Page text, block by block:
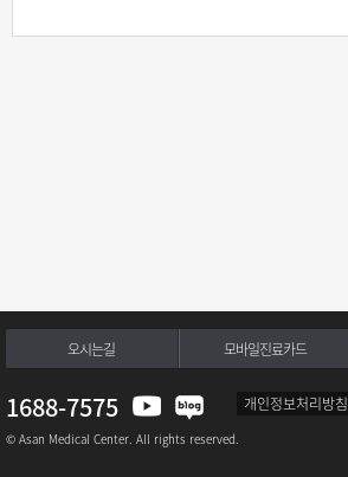
오시는길 모바일진료카드
1688-7575 개인정보처리방침
© Asan Medical Center. All rights reserved.